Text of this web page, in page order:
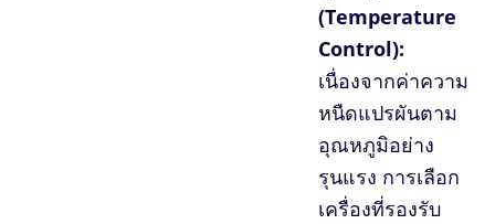
(Temperature
Control):
เนื่องจากค่าความ
หนืดแปรผันตาม
อุณหภูมิอย่าง
รุนแรง การเลือก
เครื่องที่รองรับ